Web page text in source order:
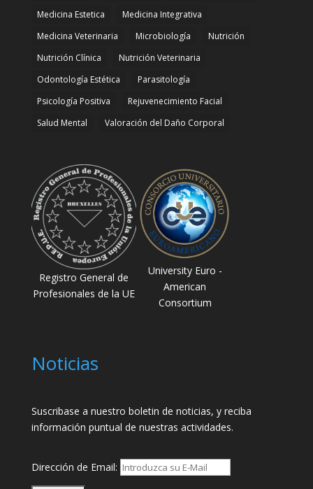
Medicina Estetica
Medicina Integrativa
Medicina Veterinaria
Microbiología
Nutrición
Nutrición Clínica
Nutrición Veterinaria
Odontología Estética
Parasitología
Psicología Positiva
Rejuvenecimiento Facial
Salud Mental
Valoración del Daño Corporal
Registro General de
Profesionales de la UE
University Euro -
American
Consortium
Noticias
Suscribase a nuestro boletin de noticias, y reciba
información puntual de nuestras actividades.
Dirección de Email: